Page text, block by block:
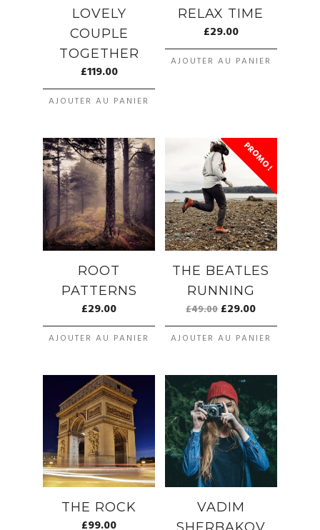
LOVELY
COUPLE
TOGETHER
£119.00
AJOUTER AU PANIER
RELAX TIME
£29.00
AJOUTER AU PANIER
ROOT
PATTERNS
£29.00
AJOUTER AU PANIER
PROMO !
THE BEATLES
RUNNING
£49.00 £29.00
AJOUTER AU PANIER
THE ROCK
£99.00
VADIM